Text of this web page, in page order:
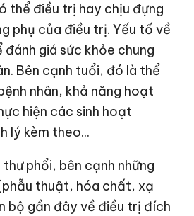
thể điều trị hay chịu đựng
phụ của điều trị. Yếu tố về
giá sức khỏe chung
Bên cạnh tuổi, đó là thể
nhân, khả năng hoạt
hiện các sinh hoạt
lý kèm theo...
thư phổi, bên cạnh những
thuật, hóa chất, xạ
bộ gần đây về điều trị đích